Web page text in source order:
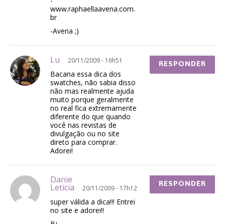
www.raphaellaavena.com.
br
-Avena ;)
Lu 20/11/2009 - 16h51
Bacana essa dica dos
swatches, não sabia disso
não mas realmente ajuda
muito porque geralmente
no real fica extremamente
diferente do que quando
você nas revistas de
divulgação ou no site
direto para comprar.
Adorei!
RESPONDER
Danie
Leticia 20/11/2009 - 17h12
super válida a dica!!! Entrei
no site e adorei!!
RESPONDER